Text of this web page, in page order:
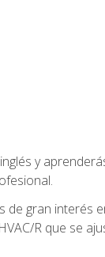
y
gran interés
R que se